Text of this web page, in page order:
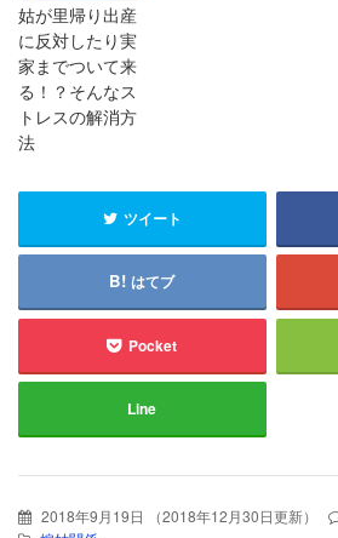
姑が里帰り出産
に反対したり実
家までついて来
る！？そんなス
トレスの解消方
法
ツイート
はてブ
Pocket
Line
2018年9月19日 （2018年12月30日更新）